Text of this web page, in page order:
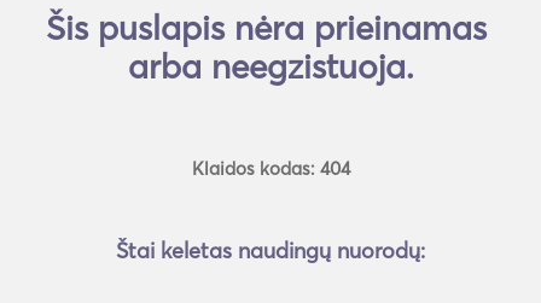
Šis puslapis nėra prieinamas
arba neegzistuoja.
Klaidos kodas: 404
Štai keletas naudingų nuorodų: